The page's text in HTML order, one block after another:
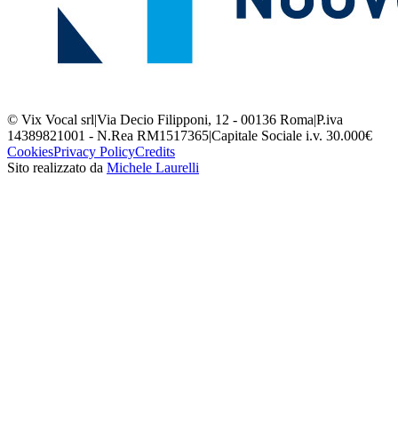
© Vix Vocal srl|Via Decio Filipponi, 12 - 00136 Roma|P.iva
14389821001 - N.Rea RM1517365|Capitale Sociale i.v. 30.000€
CookiesPrivacy PolicyCredits
Sito realizzato da Michele Laurelli